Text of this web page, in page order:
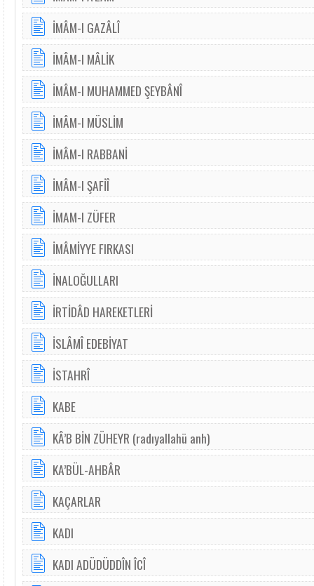
İMÂM-I GAZÂLÎ
İMÂM-I MÂLİK
İMÂM-I MUHAMMED ŞEYBÂNÎ
İMÂM-I MÜSLİM
İMÂM-I RABBANİ
İMÂM-I ŞAFİÎ
İMAM-I ZÜFER
İMÂMİYYE FIRKASI
İNALOĞULLARI
İRTİDÂD HAREKETLERİ
İSLÂMÎ EDEBİYAT
İSTAHRÎ
KABE
KÂ’B BİN ZÜHEYR (radıyallahü anh)
KA’BÜL-AHBÂR
KAÇARLAR
KADI
KADI ADÜDÜDDÎN ÎCÎ